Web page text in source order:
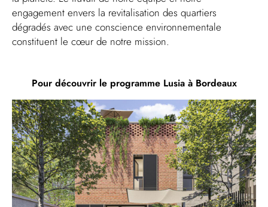
engagement envers la revitalisation des quartiers
dégradés avec une conscience environnementale
constituent le cœur de notre mission.
Pour découvrir le programme Lusia à Bordeaux